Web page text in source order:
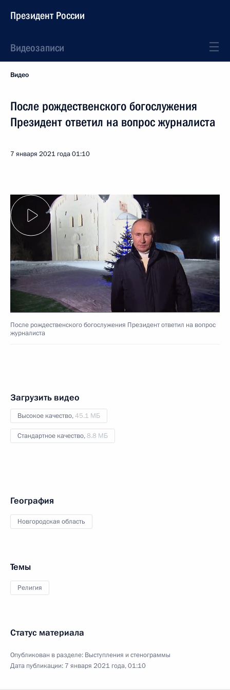
Президент России
Видеозаписи
Видео
После рождественского богослужения
Президент ответил на вопрос журналиста
7 января 2021 года01:10
После рождественского богослужения Президент ответил на вопрос
журналиста
Загрузить видео
Высокое качество,45.1 МБ
Стандартное качество,8.8 МБ
География
Новгородская область
Темы
Религия
Статус материала
Опубликован в разделе: Выступления и стенограммы
Дата публикации: 7 января 2021 года, 01:10